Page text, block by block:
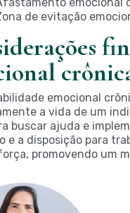
de evitação
emocional
a vida de um
buscar ajuda e
e a disposição para
promovendo um